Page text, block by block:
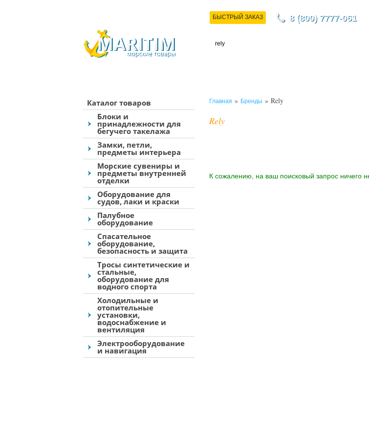
БЫСТРЫЙ ЗАКАЗ 8 (800) 7777-061
Каталог товаров
Блоки и
принадлежности для
бегучего такелажа
Замки, петли,
предметы интерьера
Морские сувениры и
предметы внутренней
отделки
Оборудование для
судов, лаки и краски
Палубное
оборудование
Спасательное
оборудование,
безопасность и защита
Тросы синтетические и
стальные,
оборудование для
водного спорта
Холодильные и
отопительные
установки,
водоснабжение и
вентиляция
Электрооборудование
и навигация
Главная » Бренды » Rely
Rely
К сожалению, на ваш поисковый запрос ничего